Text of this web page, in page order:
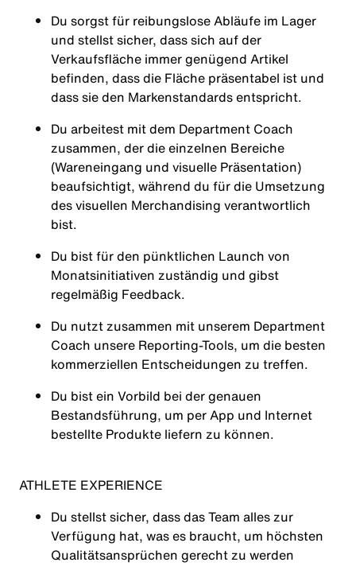
Du sorgst für reibungslose Abläufe im Lager
und stellst sicher, dass sich auf der
Verkaufsfläche immer genügend Artikel
befinden, dass die Fläche präsentabel ist und
dass sie den Markenstandards entspricht.
Du arbeitest mit dem Department Coach
zusammen, der die einzelnen Bereiche
(Wareneingang und visuelle Präsentation)
beaufsichtigt, während du für die Umsetzung
des visuellen Merchandising verantwortlich
bist.
Du bist für den pünktlichen Launch von
Monatsinitiativen zuständig und gibst
regelmäßig Feedback.
Du nutzt zusammen mit unserem Department
Coach unsere Reporting-Tools, um die besten
kommerziellen Entscheidungen zu treffen.
Du bist ein Vorbild bei der genauen
Bestandsführung, um per App und Internet
bestellte Produkte liefern zu können.
ATHLETE EXPERIENCE
Du stellst sicher, dass das Team alles zur
Verfügung hat, was es braucht, um höchsten
Qualitätsansprüchen gerecht zu werden